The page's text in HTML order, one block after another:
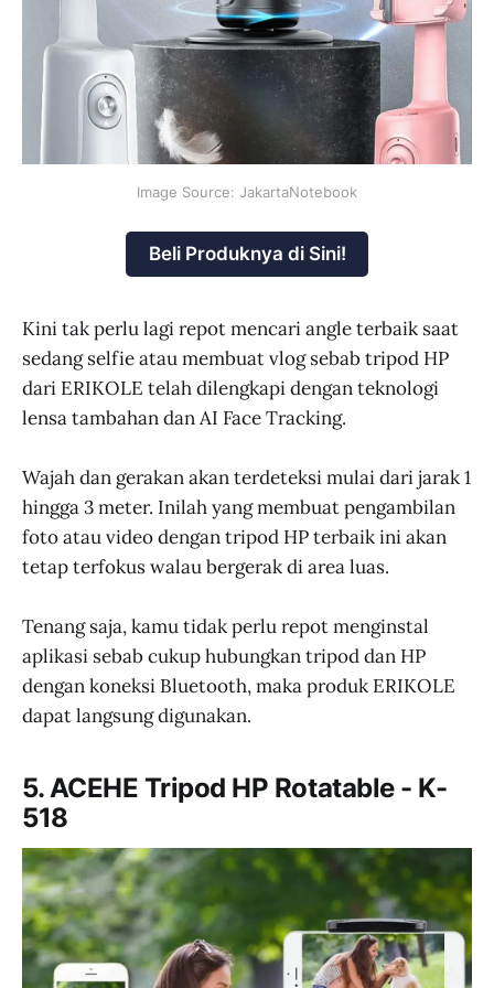
Image Source: JakartaNotebook
Beli Produknya di Sini!
Kini tak perlu lagi repot mencari angle terbaik saat
sedang selfie atau membuat vlog sebab tripod HP
dari ERIKOLE telah dilengkapi dengan teknologi
lensa tambahan dan AI Face Tracking.
Wajah dan gerakan akan terdeteksi mulai dari jarak 1
hingga 3 meter. Inilah yang membuat pengambilan
foto atau video dengan tripod HP terbaik ini akan
tetap terfokus walau bergerak di area luas.
Tenang saja, kamu tidak perlu repot menginstal
aplikasi sebab cukup hubungkan tripod dan HP
dengan koneksi Bluetooth, maka produk ERIKOLE
dapat langsung digunakan.
5. ACEHE Tripod HP Rotatable - K-
518